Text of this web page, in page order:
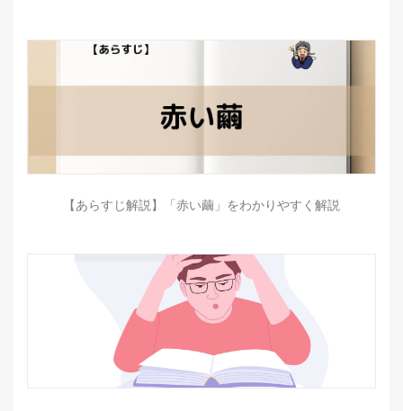
【あらすじ解説】「赤い繭」をわかりやすく解説